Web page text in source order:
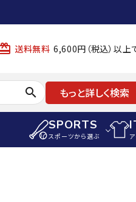
送料無料 6,600円（税込）以上
search もっと詳しく検索
SPORTS
スポーツから選ぶ